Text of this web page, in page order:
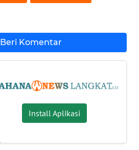
Beri Komentar
Install Aplikasi